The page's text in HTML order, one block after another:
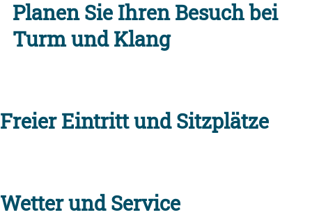
Planen Sie Ihren Besuch bei
Turm und Klang
Freier Eintritt und Sitzplätze
Wetter und Service